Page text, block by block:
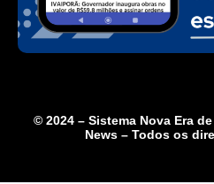
© 2024 – Sistema Nova Era
News – Todos os